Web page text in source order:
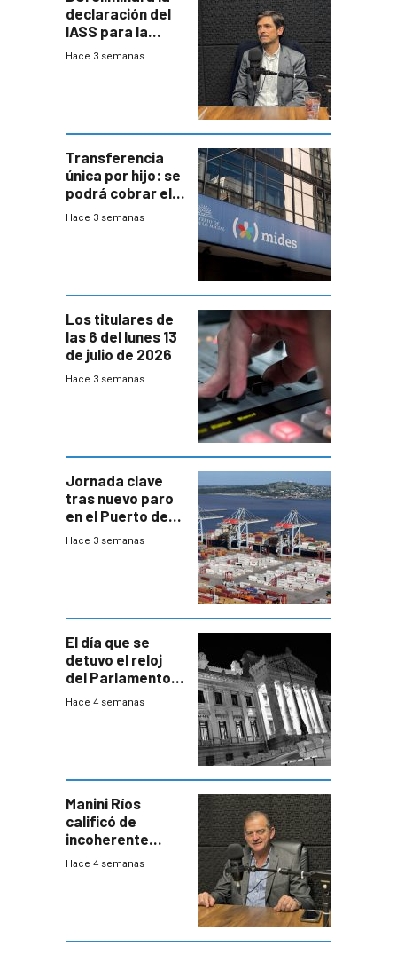
declaración del
IASS para la
mayoría de los
Hace 3 semanas
Transferencia
única por hijo: se
podrá cobrar el
100% en efectivo
Hace 3 semanas
Los titulares de
las 6 del lunes 13
de julio de 2026
Hace 3 semanas
Jornada clave
tras nuevo paro
en el Puerto de
Montevideo
Hace 3 semanas
El día que se
detuvo el reloj
del Parlamento
para negociar
Hace 4 semanas
Manini Ríos
calificó de
incoherente
decisión de
Hace 4 semanas